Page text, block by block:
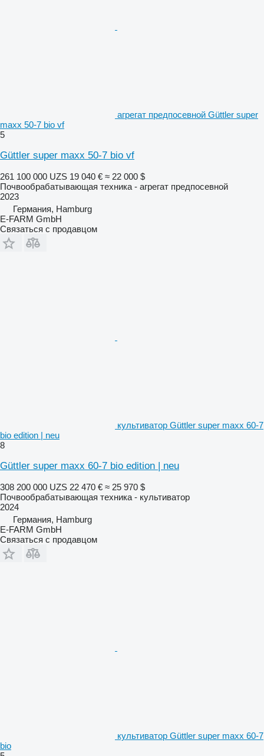
агрегат предпосевной Güttler super
maxx 50-7 bio vf
5
Güttler super maxx 50-7 bio vf
261 100 000 UZS 19 040 € ≈ 22 000 $
Почвообрабатывающая техника - агрегат предпосевной
2023
Германия, Hamburg
E-FARM GmbH
Связаться с продавцом
культиватор Güttler super maxx 60-7
bio edition | neu
8
Güttler super maxx 60-7 bio edition | neu
308 200 000 UZS 22 470 € ≈ 25 970 $
Почвообрабатывающая техника - культиватор
2024
Германия, Hamburg
E-FARM GmbH
Связаться с продавцом
культиватор Güttler super maxx 60-7
bio